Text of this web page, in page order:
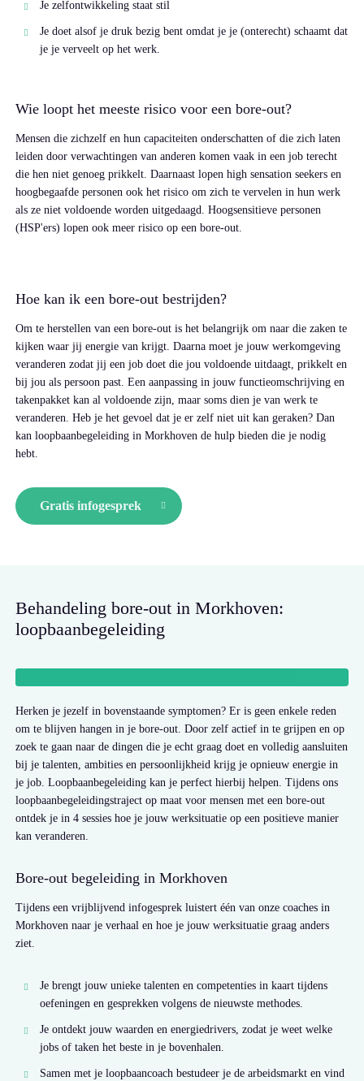
Je zelfontwikkeling staat stil
Je doet alsof je druk bezig bent omdat je je (onterecht) schaamt dat
je je verveelt op het werk.
Wie loopt het meeste risico voor een bore-out?
Mensen die zichzelf en hun capaciteiten onderschatten of die zich laten
leiden door verwachtingen van anderen komen vaak in een job terecht
die hen niet genoeg prikkelt. Daarnaast lopen high sensation seekers en
hoogbegaafde personen ook het risico om zich te vervelen in hun werk
als ze niet voldoende worden uitgedaagd. Hoogsensitieve personen
(HSP'ers) lopen ook meer risico op een bore-out.
Hoe kan ik een bore-out bestrijden?
Om te herstellen van een bore-out is het belangrijk om naar die zaken te
kijken waar jij energie van krijgt. Daarna moet je jouw werkomgeving
veranderen zodat jij een job doet die jou voldoende uitdaagt, prikkelt en
bij jou als persoon past. Een aanpassing in jouw functieomschrijving en
takenpakket kan al voldoende zijn, maar soms dien je van werk te
veranderen. Heb je het gevoel dat je er zelf niet uit kan geraken? Dan
kan loopbaanbegeleiding in Morkhoven de hulp bieden die je nodig
hebt.
Gratis infogesprek
Behandeling bore-out in Morkhoven:
loopbaanbegeleiding
Herken je jezelf in bovenstaande symptomen? Er is geen enkele reden
om te blijven hangen in je bore-out. Door zelf actief in te grijpen en op
zoek te gaan naar de dingen die je echt graag doet en volledig aansluiten
bij je talenten, ambities en persoonlijkheid krijg je opnieuw energie in
je job. Loopbaanbegeleiding kan je perfect hierbij helpen. Tijdens ons
loopbaanbegeleidingstraject op maat voor mensen met een bore-out
ontdek je in 4 sessies hoe je jouw werksituatie op een positieve manier
kan veranderen.
Bore-out begeleiding in Morkhoven
Tijdens een vrijblijvend infogesprek luistert één van onze coaches in
Morkhoven naar je verhaal en hoe je jouw werksituatie graag anders
ziet.
Je brengt jouw unieke talenten en competenties in kaart tijdens
oefeningen en gesprekken volgens de nieuwste methodes.
Je ontdekt jouw waarden en energiedrivers, zodat je weet welke
jobs of taken het beste in je bovenhalen.
Samen met je loopbaancoach bestudeer je de arbeidsmarkt en vind